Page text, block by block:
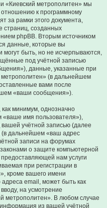
«Киевский метрополитен» мы
к программному
за рамки этого документа,
страниц, созданных
phpBB. Вторым источником
данные, которые вы
быть, но не исчерпываются,
под учётной записью
данные, указанные при
метрополитен» (в дальнейшем
вами после
«ваши сообщения»).
минимум, однозначно
имя пользователя»),
учётной записью (далее
дальнейшем «ваш адрес
записи на форумах
о защите компьютерной
нам услуги
при регистрации в
кроме вашего имени
email, может быть как
на усмотрение
метрополитен». В любом случае
информация из вашей учётной